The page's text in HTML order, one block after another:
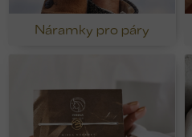
Náramky pro páry